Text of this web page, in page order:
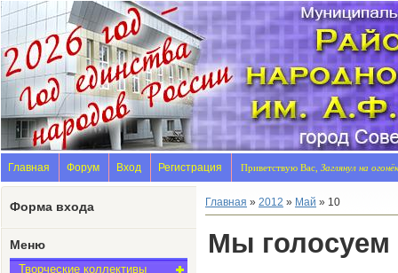
Главная Форум Вход Регистрация Приветствую Вас, Заглянул на огонёк
Форма входа
Меню
Творческие коллективы
Главная » 2012 » Май » 10
Мы голосуем